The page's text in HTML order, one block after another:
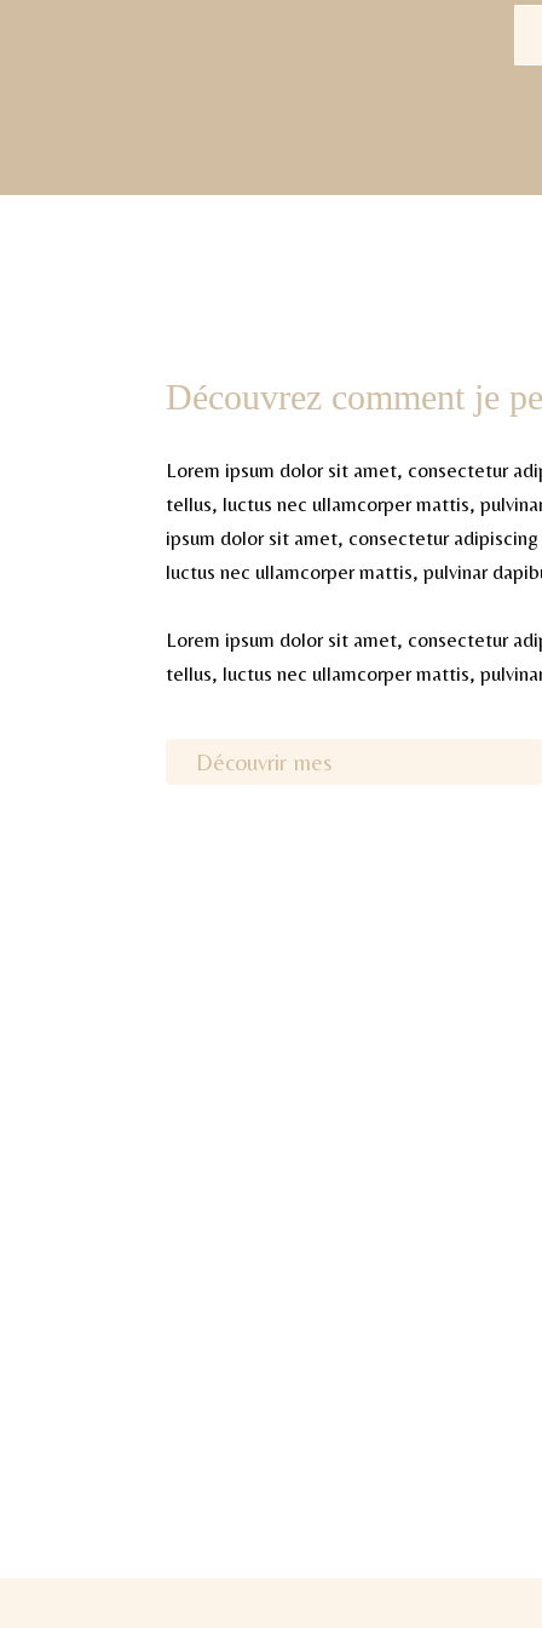
Lorem ipsum dolor sit amet, consectetur
tellus, luctus nec ullamcorper mattis,
ipsum dolor sit amet, consectetur
luctus nec ullamcorper mattis, pulvinar
Lorem ipsum dolor sit amet, consectetur
tellus, luctus nec ullamcorper mattis,
Découvrez comment je
Découvrir mes